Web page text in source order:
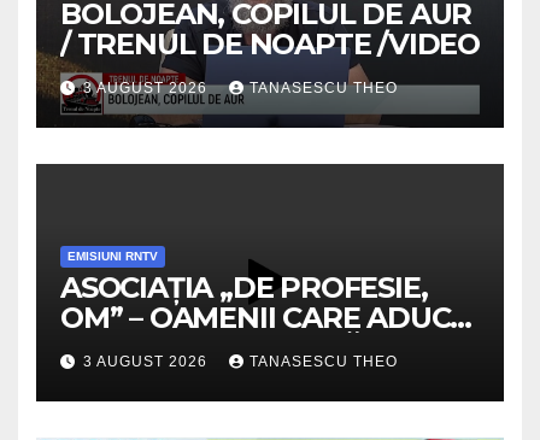
BOLOJEAN, COPILUL DE AUR
/ TRENUL DE NOAPTE /VIDEO
3 AUGUST 2026 TANASESCU THEO
EMISIUNI RNTV
ASOCIAȚIA „DE PROFESIE,
OM” – OAMENII CARE ADUC
VALOARE COMUNITĂȚII /
SECRETELE SUCCESULUI
/VIDEO
3 AUGUST 2026 TANASESCU THEO